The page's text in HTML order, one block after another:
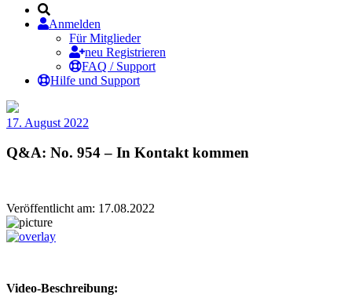
Anmelden
Für Mitglieder
neu Registrieren
FAQ / Support
Hilfe und Support
17. August 2022
Q&A: No. 954 – In Kontakt kommen
Veröffentlicht am: 17.08.2022
Video-Beschreibung: